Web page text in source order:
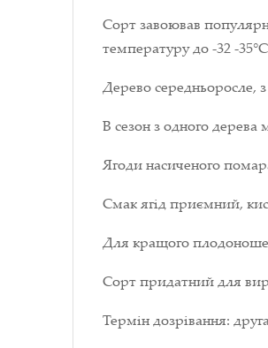
Сорт завоював
температуру до -32 -
Дерево середньоросле,
В сезон з одного дерева
Ягоди насиченого
Смак ягід приємний,
Для кращого
Сорт придатний для
Термін дозрівання: